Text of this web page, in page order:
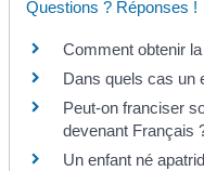
Questions ? Réponses !
Comment obtenir
Dans quels cas un
Peut-on franciser
devenant Français
Un enfant né